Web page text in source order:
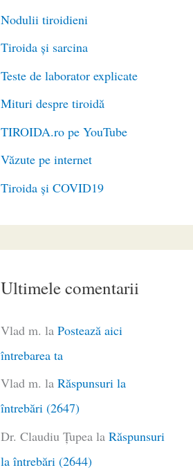
Nodulii tiroidieni
Tiroida și sarcina
Teste de laborator explicate
Mituri despre tiroidă
TIROIDA.ro pe YouTube
Văzute pe internet
Tiroida și COVID19
Ultimele comentarii
Vlad m. la Postează aici
întrebarea ta
Vlad m. la Răspunsuri la
întrebări (2647)
Dr. Claudiu Ţupea la Răspunsuri
la întrebări (2644)